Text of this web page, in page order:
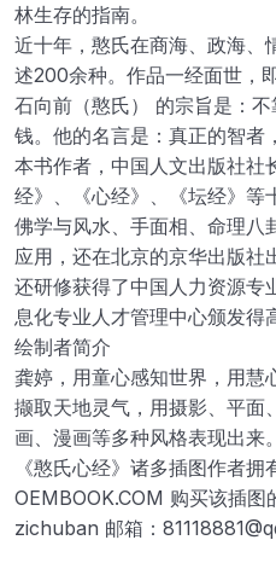
林生存的指南。
近十年，憨氏在商海、政海、
述200余种。作品一经面世，
石向前（憨氏） 的宗旨是：
钱。他的名言是：真正的智者
本书作者，中国人文出版社社
经》、《心经》、《坛经》等
佛学与风水、手面相、命理八
应用，还在北京的京华出版社
还研修获得了中国人力资源专
息化专业人才管理中心颁发得
绘制者简介
龚婷，用童心感知世界，用慧
撷取天地灵气，用摄影、平面
画、漫画等多种风格表现出来。
《憨氏心经》诸多插图作者
OEMBOOK.COM 购买该插图
zichuban 邮箱：